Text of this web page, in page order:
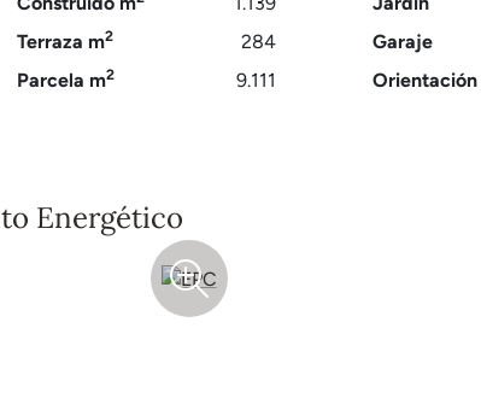
Terraza m2
284
Parcela m2 9.111
Garaje
Orientación
Energético